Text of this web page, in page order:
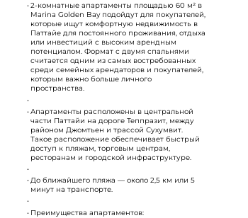
2-комнатные апартаменты площадью 60 м² в
Marina Golden Bay подойдут для покупателей,
которые ищут комфортную недвижимость в
Паттайе для постоянного проживания, отдыха
или инвестиций с высоким арендным
потенциалом. Формат с двумя спальнями
считается одним из самых востребованных
среди семейных арендаторов и покупателей,
которым важно больше личного
пространства.
Апартаменты расположены в центральной
части Паттайи на дороге Теппразит, между
районом Джомтьен и трассой Сухумвит.
Такое расположение обеспечивает быстрый
доступ к пляжам, торговым центрам,
ресторанам и городской инфраструктуре.
До ближайшего пляжа — около 2,5 км или 5
минут на транспорте.
Преимущества апартаментов: